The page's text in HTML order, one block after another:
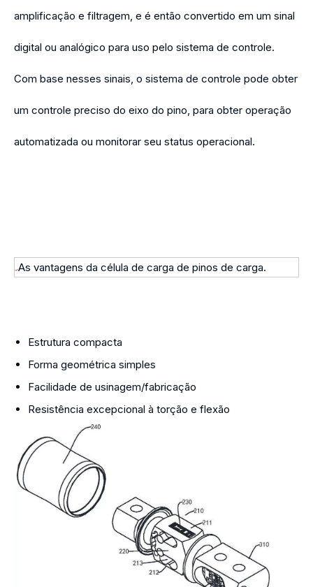
amplificação e filtragem, e é então convertido em um sinal
digital ou analógico para uso pelo sistema de controle.
Com base nesses sinais, o sistema de controle pode obter
um controle preciso do eixo do pino, para obter operação
automatizada ou monitorar seu status operacional.
As vantagens da célula de carga de pinos de carga.
Estrutura compacta
Forma geométrica simples
Facilidade de usinagem/fabricação
Resistência excepcional à torção e flexão